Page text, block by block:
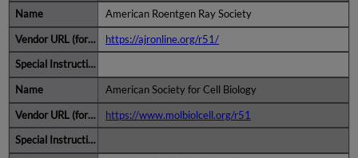
American Roentgen Ray Society
https://ajronline.org/r51/
American Society for Cell Biology
https://www.molbiolcell.org/r51